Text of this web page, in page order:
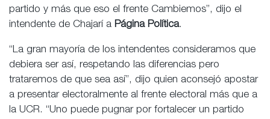
partido y más que eso el frente Cambiemos”, dijo el
intendente de Chajarí a Página Política.
“La gran mayoría de los intendentes consideramos que
debiera ser así, respetando las diferencias pero
trataremos de que sea así”, dijo quien aconsejó apostar
a presentar electoralmente al frente electoral más que a
la UCR. “Uno puede pugnar por fortalecer un partido